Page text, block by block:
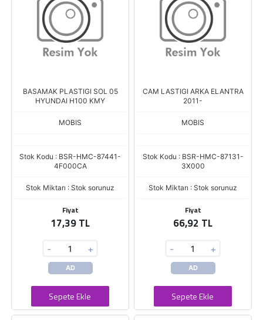
BASAMAK PLASTIGI SOL 05
HYUNDAI H100 KMY
MOBIS
Stok Kodu : BSR-HMC-87441-
4F000CA
Stok Miktarı : Stok sorunuz
Fiyat
17,39 TL
- +
AD
Sepete Ekle
CAM LASTIGI ARKA ELANTRA
2011-
MOBIS
Stok Kodu : BSR-HMC-87131-
3X000
Stok Miktarı : Stok sorunuz
Fiyat
66,92 TL
- +
AD
Sepete Ekle